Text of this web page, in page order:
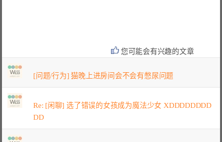
您可能会有兴趣的文章
[问题/行为] 猫晚上进房间会不会有憋尿问题
Re: [闲聊] 选了错误的女孩成为魔法少女 XDDDDDDDD
DD